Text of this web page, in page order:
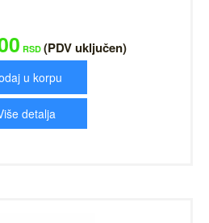
RSD (PDV uključen)
u korpu
detalja